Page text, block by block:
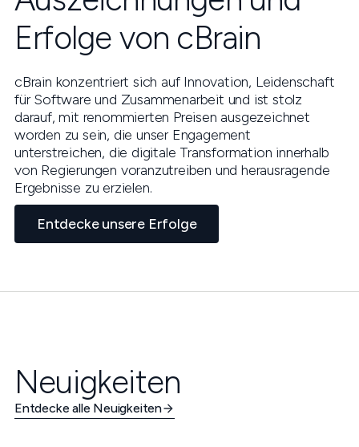
Erfolge von cBrain
cBrain konzentriert sich auf Innovation, Leidenschaft
für Software und Zusammenarbeit und ist stolz
darauf, mit renommierten Preisen ausgezeichnet
worden zu sein, die unser Engagement
unterstreichen, die digitale Transformation innerhalb
von Regierungen voranzutreiben und herausragende
Ergebnisse zu erzielen.
Entdecke unsere Erfolge
Neuigkeiten
Entdecke alle Neuigkeiten